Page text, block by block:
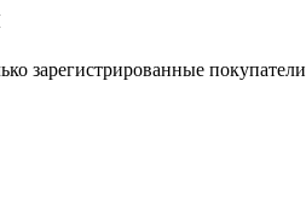
зарегистрированные покупатели